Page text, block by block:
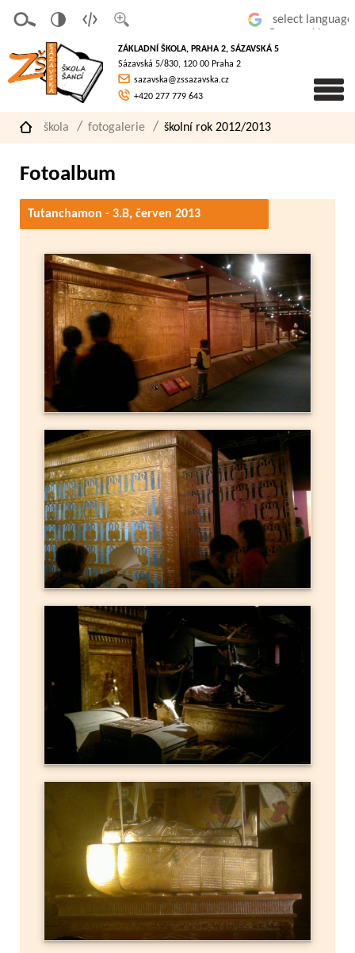
písmo
á
verze
pro
slaboz
raké
ZÁKLADNÍ ŠKOLA, PRAHA 2, SÁZAVSKÁ 5
Sázavská 5/830, 120 00 Praha 2
sazavska@zssazavska.cz
+420 277 779 643
škola fotogalerie školní rok 2012/2013
Fotoalbum
Tutanchamon - 3.B, červen 2013